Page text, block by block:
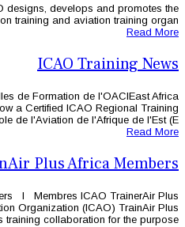
Désignés à Travers l'AfriqueAATO
interests of aviation
ICAO Training News l Nouvelles
School of Aviation (EASA) now
Center of ExcellenceL'École
ICAO
ICAO TrainAir Plus Africa Members
AfricaThe International Civil Aviation
Programme promotes